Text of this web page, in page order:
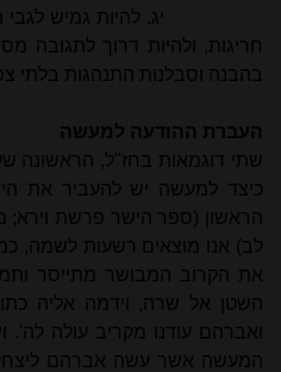
יג. להיות גמיש
חריגות, ולהיות דרוך לתגובה
בהבנה וסבלנות התנהגות בלתי
העברת ההודעה למעשה
שתי דוגמאות בחז"ל, הראשונה
כיצד למעשה יש להעביר את
הראשון (ספר הישר פרשת וירא;
לב) אנו מוצאים רשעות לשמה,
את הקרוב המבושר מתייסר
השטן אל שרה, וידמה אליה
ואברהם עודנו מקריב עולה
המעשה אשר עשה אברהם